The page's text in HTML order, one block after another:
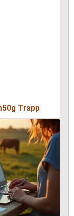
Trapp